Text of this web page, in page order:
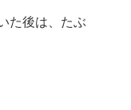
た後は、たぶ